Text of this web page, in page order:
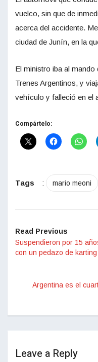
vuelco, sin que de
acerca del accidente.
ciudad de Junín, en la
El ministro iba al
Trenes Argentinos, y
vehículo y falleció en el
Compártelo:
Tags : mario meoni
Read Previous
Suspendieron por 15
con un pedazo de karting
Argentina es el
Leave a Reply